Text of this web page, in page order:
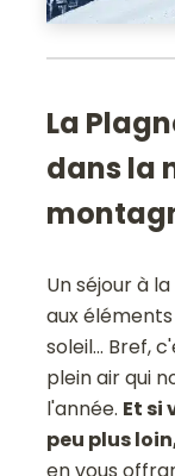
La
dans la
Un séjour à
aux
soleil... Bref,
plein air qui
l'année. Et si
peu plus
en vous